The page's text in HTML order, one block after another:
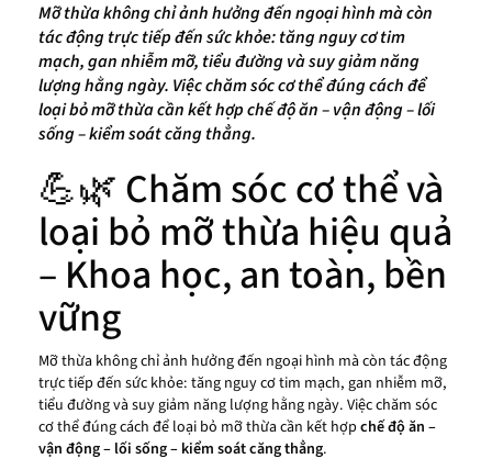
Sưu
Mỡ thừa không chỉ ảnh hưởng đến ngoại hình mà còn
tác động trực tiếp đến sức khỏe: tăng nguy cơ tim
mạch, gan nhiễm mỡ, tiểu đường và suy giảm năng
lượng hằng ngày. Việc chăm sóc cơ thể đúng cách để
loại bỏ mỡ thừa cần kết hợp chế độ ăn – vận động – lối
sống – kiểm soát căng thẳng.
💪🌿 Chăm sóc cơ thể và
loại bỏ mỡ thừa hiệu quả
– Khoa học, an toàn, bền
vững
Mỡ thừa không chỉ ảnh hưởng đến ngoại hình mà còn tác động
trực tiếp đến sức khỏe: tăng nguy cơ tim mạch, gan nhiễm mỡ,
tiểu đường và suy giảm năng lượng hằng ngày. Việc chăm sóc
cơ thể đúng cách để loại bỏ mỡ thừa cần kết hợpchế độ ăn –
vận động – lối sống – kiểm soát căng thẳng.